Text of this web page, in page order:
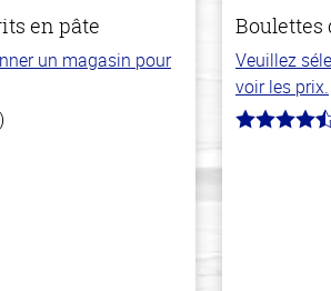
en pâte
un magasin pour
Boulettes
Veuillez
voir les prix.
4.6